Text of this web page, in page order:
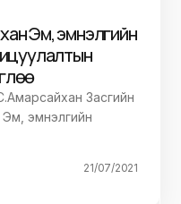
Эм, эмнэлгийн
Засгийн
Эм, эмнэлгийн
21/07/2021